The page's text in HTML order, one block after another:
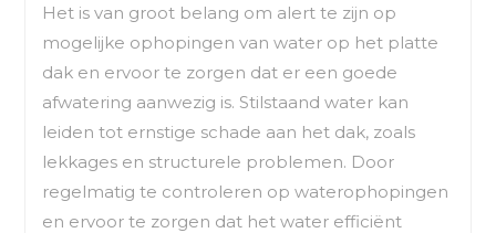
Het is van groot belang om alert te zijn op
mogelijke ophopingen van water op het platte
dak en ervoor te zorgen dat er een goede
afwatering aanwezig is. Stilstaand water kan
leiden tot ernstige schade aan het dak, zoals
lekkages en structurele problemen. Door
regelmatig te controleren op waterophopingen
en ervoor te zorgen dat het water efficiënt